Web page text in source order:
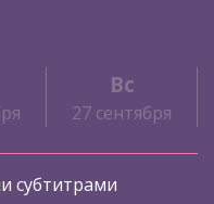
Вс
27 сентября
субтитрами